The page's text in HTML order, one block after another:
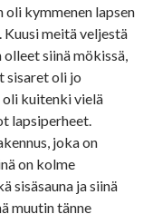
kymmenen lapsen
Kuusi meitä veljestä
siinä mökissä,
sisaret oli jo
oli kuitenki vielä
lapsiperheet.
joka on
on kolme
sisäsauna ja siinä
muutin tänne